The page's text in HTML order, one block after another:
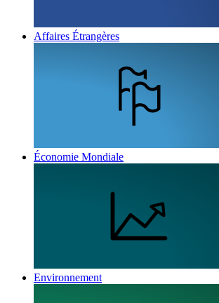
Affaires Étrangères
Économie Mondiale
Environnement